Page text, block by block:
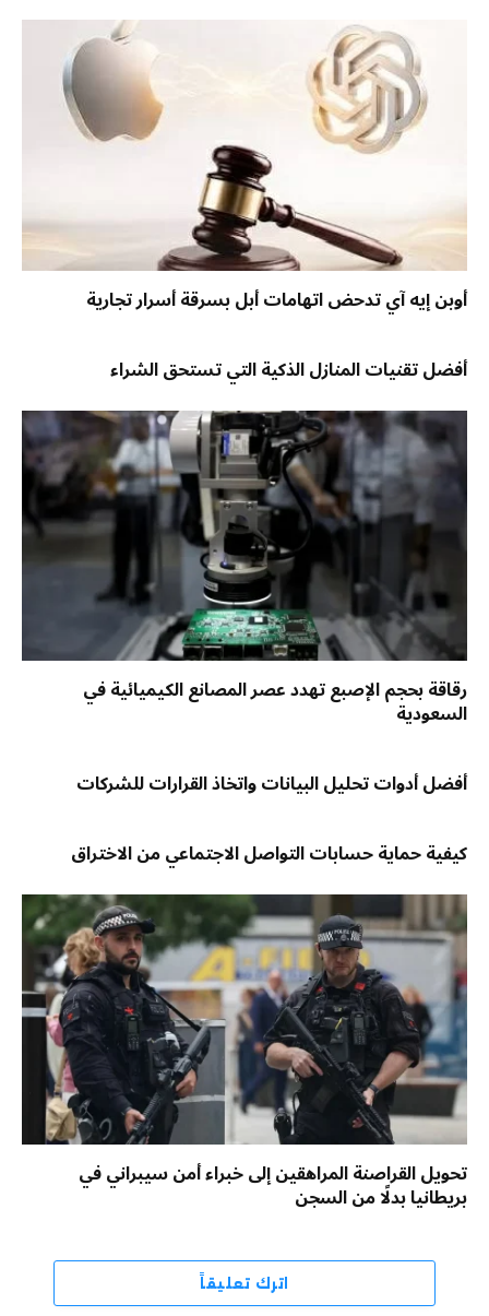
أوبن إيه آي تدحض اتهامات أبل بسرقة أسرار تجارية
أفضل تقنيات المنازل الذكية التي تستحق الشراء
رقاقة بحجم الإصبع تهدد عصر المصانع الكيميائية في
السعودية
أفضل أدوات تحليل البيانات واتخاذ القرارات للشركات
كيفية حماية حسابات التواصل الاجتماعي من الاختراق
تحويل القراصنة المراهقين إلى خبراء أمن سيبراني في
بريطانيا بدلًا من السجن
اترك تعليقاً